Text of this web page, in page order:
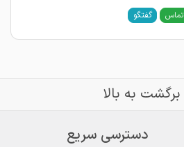
تماس گفتگو
برگشت به بالا
دسترسی سریع